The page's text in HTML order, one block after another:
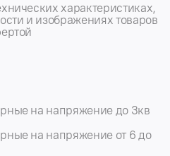
характеристиках,
и изображениях товаров
на напряжение до 3кв
на напряжение от 6 до